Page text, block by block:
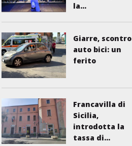
la...
Giarre, scontro
auto bici: un
ferito
Francavilla di
Sicilia,
introdotta la
tassa di...